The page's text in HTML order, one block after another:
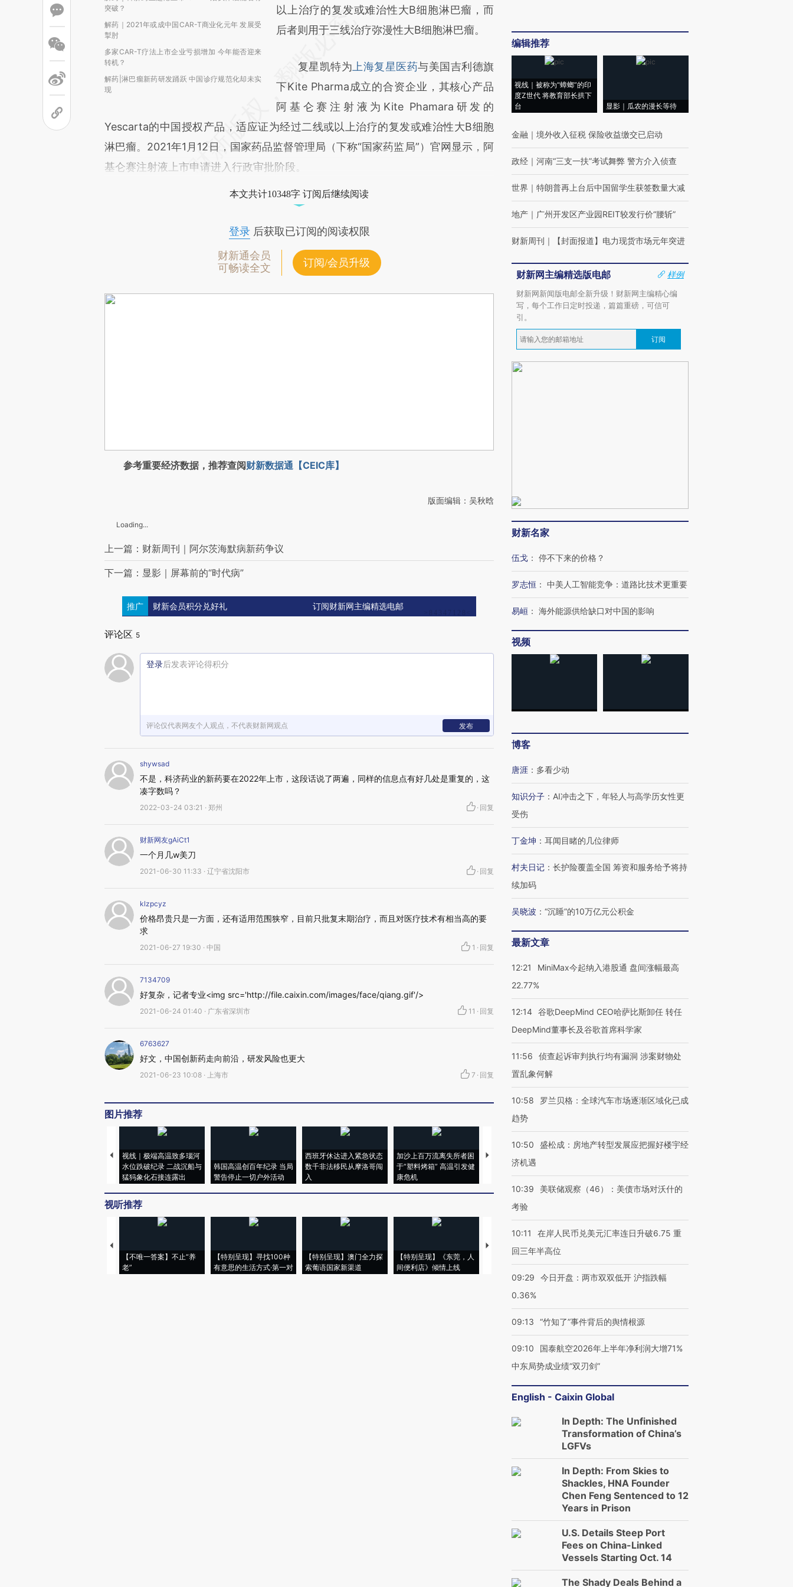
突破？
解药｜2021年或成中国CAR-T商业化元年 发展受
掣肘
多家CAR-T疗法上市企业亏损增加 今年能否迎来
转机？
解药|淋巴瘤新药研发踊跃 中国诊疗规范化却未实
现
以上治疗的复发或难治性大B细胞淋巴瘤，而
后者则用于三线治疗弥漫性大B细胞淋巴瘤。
复星凯特为 上海复星医药与美国吉利德旗
下Kite Pharma成立的合资企业，其核心产品
阿基仑赛注射液为Kite Phamara研发的
Yescarta的中国授权产品，适应证为经过二线或以上治疗的复发或难治性大B细胞
淋巴瘤。2021年1月12日，国家药品监督管理局（下称“国家药监局”）官网显示，阿
基仑赛注射液上市申请进入行政审批阶段。
本文共计10348字 订阅后继续阅读
登录后获取已订阅的阅读权限
财新通会员
可畅读全文
订阅/会员升级
参考重要经济数据，推荐查阅财新数据通【CEIC库】
版面编辑：吴秋晗
Loading...
上一篇：财新周刊｜阿尔茨海默病新药争议
下一篇：显影｜屏幕前的“时代病”
推广 财新会员积分兑好礼 订阅财新网主编精选电邮
评论区 5
登录后发表评论得积分
评论仅代表网友个人观点，不代表财新网观点 发布
shywsad
不是，科济药业的新药要在2022年上市，这段话说了两遍，同样的信息点有好几处是重复的，这
凑字数吗？
2022-03-24 03:21 · 郑州 · 回复
财新网友gAiCt1
一个月几w美刀
2021-06-30 11:33 · 辽宁省沈阳市 · 回复
klzpcyz
价格昂贵只是一方面，还有适用范围狭窄，目前只批复末期治疗，而且对医疗技术有相当高的要
求
2021-06-27 19:30 · 中国 1 · 回复
7134709
好复杂，记者专业<img src='http://file.caixin.com/images/face/qiang.gif'/>
2021-06-24 01:40 · 广东省深圳市 11 · 回复
6763627
好文，中国创新药走向前沿，研发风险也更大
2021-06-23 10:08 · 上海市 7 · 回复
图片推荐
视线｜极端高温致多瑙河
水位跌破纪录 二战沉船与
猛犸象化石接连露出
韩国高温创百年纪录 当局
警告停止一切户外活动
西班牙休达进入紧急状态
数千非法移民从摩洛哥闯
入
加沙上百万流离失所者困
于“塑料烤箱” 高温引发健
康危机
马航飞行员跨国走私7万
粒摇头丸 尿检体内含3种
要防空导弹“救急”
13人遇难
视听推荐
【不唯一答案】不止“养
老”
【特别呈现】寻找100种
有意思的生活方式·第一对
【特别呈现】澳门全力探
索葡语国家新渠道
【特别呈现】《东莞，人
间便利店》倾情上线
【推广】走进第四届链博
会，让数智科技“链”接产
有意思的生活方式·第三对
住三大增长引擎是什么？
编辑推荐
视线｜被称为“蟑螂”的印
度Z世代 将教育部长拱下
台
显影｜瓜农的漫长等待
金融 ｜ 境外收入征税 保险收益缴交已启动
政经 ｜ 河南“三支一扶”考试舞弊 警方介入侦查
世界 ｜ 特朗普再上台后中国留学生获签数量大减
地产 ｜ 广州开发区产业园REIT较发行价“腰斩”
财新周刊 ｜ 【封面报道】电力现货市场元年突进
财新网主编精选版电邮
样例
财新网新闻版电邮全新升级！财新网主编精心编
写，每个工作日定时投递，篇篇重磅，可信可
引。
订阅
财新名家
伍戈 ： 停不下来的价格？
罗志恒 ： 中美人工智能竞争：道路比技术更重要
易峘 ： 海外能源供给缺口对中国的影响
视频
博客
唐涯 ： 多看少动
知识分子 ： AI冲击之下，年轻人与高学历女性更
受伤
丁金坤 ： 耳闻目睹的几位律师
村夫日记 ： 长护险覆盖全国 筹资和服务给予将持
续加码
吴晓波 ： “沉睡”的10万亿元公积金
最新文章
12:21
MiniMax今起纳入港股通 盘间涨幅最高
22.77%
12:14 谷歌DeepMind CEO哈萨比斯卸任 转任
DeepMind董事长及谷歌首席科学家
11:56
侦查起诉审判执行均有漏洞 涉案财物处
置乱象何解
10:58
罗兰贝格：全球汽车市场逐渐区域化已成
趋势
10:50
盛松成：房地产转型发展应把握好楼宇经
济机遇
10:39
美联储观察（46）：美债市场对沃什的
考验
10:11
在岸人民币兑美元汇率连日升破6.75 重
回三年半高位
09:29
今日开盘：两市双双低开 沪指跌幅
0.36%
09:13 “竹知了”事件背后的舆情根源
09:10
国泰航空2026年上半年净利润大增71%
中东局势成业绩“双刃剑”
English - Caixin Global
In Depth: The Unfinished
Transformation of China’s
LGFVs
In Depth: From Skies to
Shackles, HNA Founder
Chen Feng Sentenced to 12
Years in Prison
U.S. Details Steep Port
Fees on China-Linked
Vessels Starting Oct. 14
The Shady Deals Behind a